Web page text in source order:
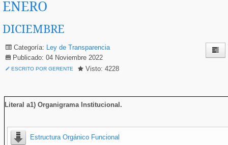
ENERO
DICIEMBRE
Categoría: Ley de Transparencia
Publicado: 04 Noviembre 2022
ESCRITO POR GERENTE Visto: 4228
Literal a1) Organigrama Institucional .
Estructura Orgánico Funcional